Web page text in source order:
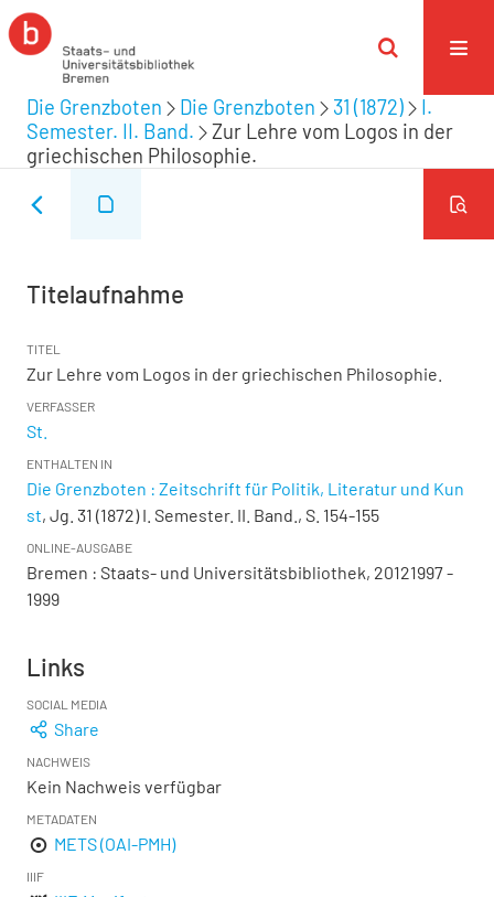
Die Grenzboten Die Grenzboten 31 (1872)
I.
Semester. II. Band.
Zur Lehre vom Logos in der
griechischen Philosophie.
Titelaufnahme
TITEL
Zur Lehre vom Logos in der griechischen Philosophie.
VERFASSER
St.
ENTHALTEN IN
Die Grenzboten : Zeitschrift für Politik, Literatur und Kun
st, Jg. 31 (1872) I. Semester. II. Band., S. 154-155
ONLINE-AUSGABE
Bremen : Staats- und Universitätsbibliothek, 20121997 -
1999
Links
SOCIAL MEDIA
Share
NACHWEIS
Kein Nachweis verfügbar
METADATEN
METS (OAI-PMH)
IIIF